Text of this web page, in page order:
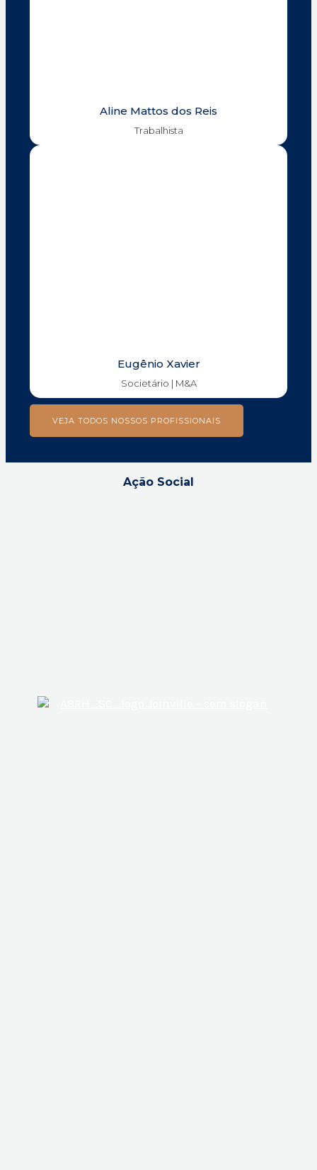
Aline Mattos dos Reis
Trabalhista
Eugênio Xavier
Societário | M&A
VEJA TODOS NOSSOS PROFISSIONAIS
Ação Social